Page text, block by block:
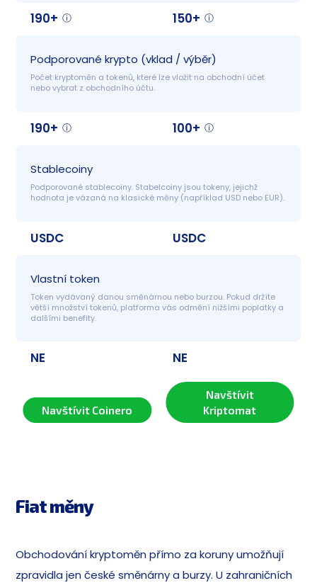
190+ 150+
Podporované krypto (vklad / výběr)
Počet kryptoměn a tokenů, které lze vložit na obchodní účet
nebo vybrat z obchodního účtu.
190+ 100+
Stablecoiny
Podporované stablecoiny. Stabelcoiny jsou tokeny, jejichž
hodnota je vázaná na klasické měny (například USD nebo EUR).
USDC USDC
Vlastní token
Token vydávaný danou směnárnou nebo burzou. Pokud držíte
větší množství tokenů, platforma vás odmění nižšími poplatky a
dalšími benefity.
NE NE
Navštívit Coinero
Navštívit
Kriptomat
Fiat měny
Obchodování kryptoměn přímo za koruny umožňují
zpravidla jen české směnárny a burzy. U zahraničních